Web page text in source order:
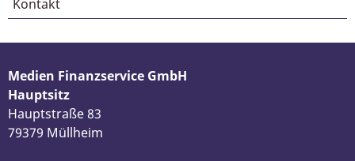
Kontakt
Medien Finanzservice GmbH
Hauptsitz
Hauptstraße 83
79379 Müllheim